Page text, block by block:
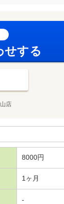
せする
店
8000円
1ヶ月
-